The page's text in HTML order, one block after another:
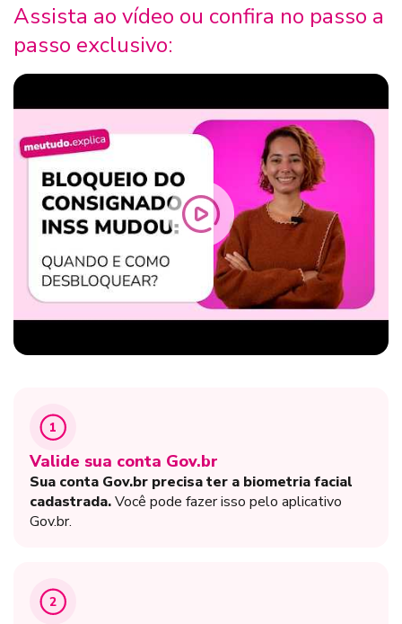
Assista ao vídeo ou confira no passo a
passo exclusivo:
1
Valide sua conta Gov.br
Sua conta Gov.br precisa ter a biometria facial
cadastrada.Você pode fazer isso pelo aplicativo
Gov.br.
2